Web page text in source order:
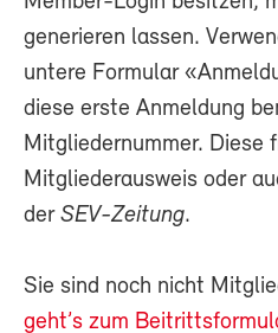
generieren lassen.
untere Formular
diese erste Anmeldung
Mitgliedernummer. Diese
Mitgliederausweis oder
der SEV-Zeitung.
Sie sind noch nicht
geht’s zum